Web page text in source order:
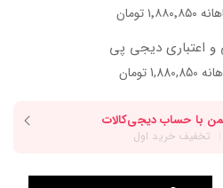
و اعتباری دیجی پی